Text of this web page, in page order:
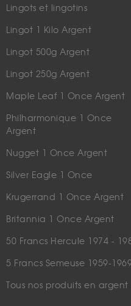
Lingots et lingotins
Lingot 1 Kilo Argent
Lingot 500g Argent
Lingot 250g Argent
Maple Leaf 1 Once Argent
Philharmonique 1 Once
Argent
Nugget 1 Once Argent
Silver Eagle 1 Once
Krugerrand 1 Once Argent
Britannia 1 Once Argent
50 Francs Hercule 1974 -
5 Francs Semeuse 1959-
Tous nos produits en argent